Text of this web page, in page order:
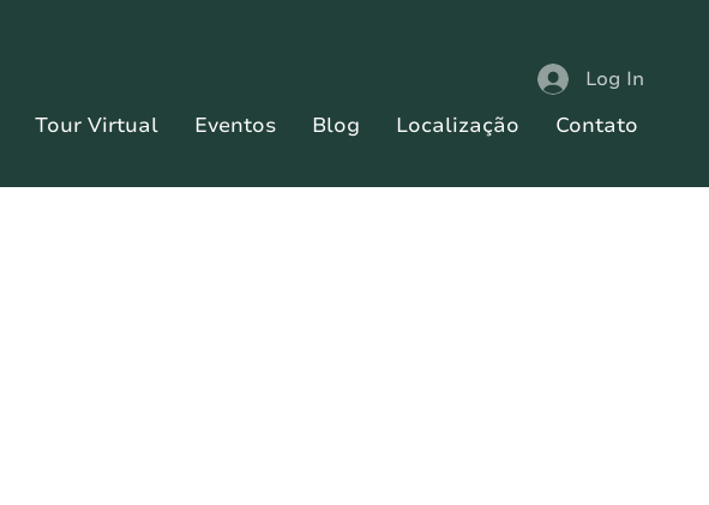
Log In
Tour Virtual Eventos Blog Localização Contato